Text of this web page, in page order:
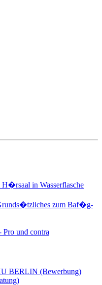
H�rsaal in Wasserflasche
zum Baf�g-
und contra
BERLIN (Bewerbung)